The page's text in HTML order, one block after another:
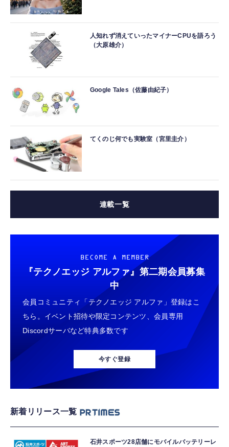
人知れず消えていったマイナーCPUを語ろう
（大原雄介）
Google Tales（佐藤由紀子）
てくのじ何でも実験室（宮里圭介）
連載一覧
BECOME A MEMBER
『テクノエッジ アルファ』 第二期会員募集
中
会員コミュニティ「テクノエッジ アルファ」登録はこ
ちら。イベント招待や限定コンテンツ、会員専用
Discordサーバなど特典多数です
今すぐ登録
新着リリース一覧
石井スポーツ28店舗にモバイルバッテリーレ